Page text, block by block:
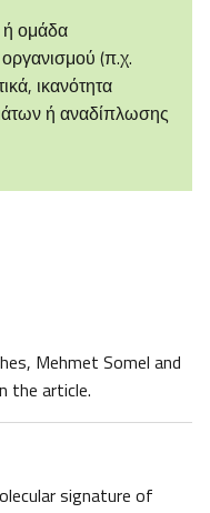
ή ομάδα
(π.χ.
ικανότητα
ή αναδίπλωσης
Mehmet Somel and
the article.
signature of